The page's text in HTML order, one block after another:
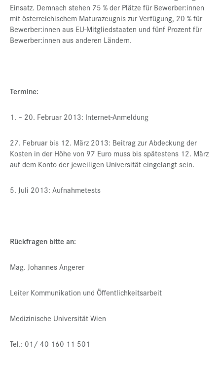
Einsatz. Demnach stehen 75 % der Plätze für Bewerber:innen
mit österreichischem Maturazeugnis zur Verfügung, 20 % für
Bewerber:innen aus EU-Mitgliedstaaten und fünf Prozent für
Bewerber:innen aus anderen Ländern.
Termine:
1. – 20. Februar 2013: Internet-Anmeldung
27. Februar bis 12. März 2013: Beitrag zur Abdeckung der
Kosten in der Höhe von 97 Euro muss bis spätestens 12. März
auf dem Konto der jeweiligen Universität eingelangt sein.
5. Juli 2013: Aufnahmetests
Rückfragen bitte an:
Mag. Johannes Angerer
Leiter Kommunikation und Öffentlichkeitsarbeit
Medizinische Universität Wien
Tel.: 01/ 40 160 11 501